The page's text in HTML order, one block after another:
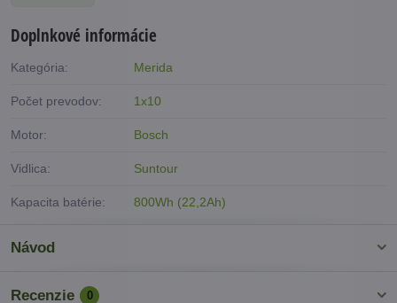
Doplnkové informácie
Kategória: Merida
Počet prevodov: 1x10
Motor: Bosch
Vidlica: Suntour
Kapacita batérie: 800Wh (22,2Ah)
Návod
Recenzie 0